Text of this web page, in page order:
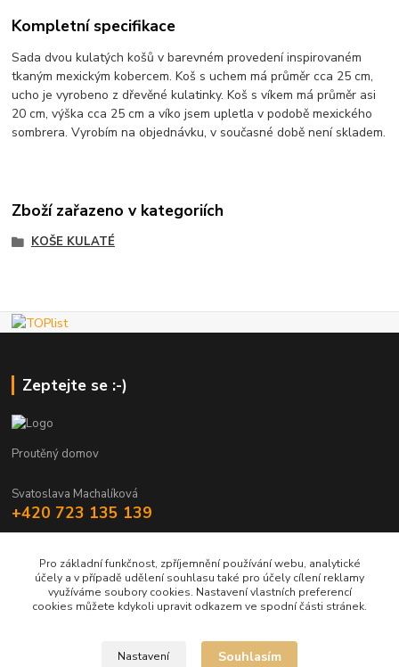
Kompletní specifikace
Sada dvou kulatých košů v barevném provedení inspirovaném
tkaným mexickým kobercem. Koš s uchem má průměr cca 25 cm,
ucho je vyrobeno z dřevěné kulatinky. Koš s víkem má průměr asi
20 cm, výška cca 25 cm a víko jsem upletla v podobě mexického
sombrera. Vyrobím na objednávku, v současné době není skladem.
Zboží zařazeno v kategoriích
KOŠE KULATÉ
Zeptejte se :-)
Proutěný domov
Svatoslava Machalíková
+420 723 135 139
Upravit sběr cookies.
Pro základní funkčnost, zpříjemnění používání webu, analytické
účely a v případě udělení souhlasu také pro účely cílení reklamy
využíváme soubory cookies. Nastavení vlastních preferencí
cookies můžete kdykoli upravit odkazem ve spodní části stránek.
Nastavení Souhlasím